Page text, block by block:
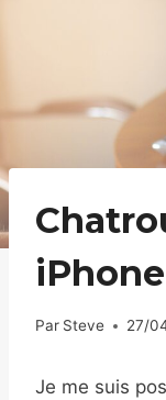
Par Steve 27/
Je me suis